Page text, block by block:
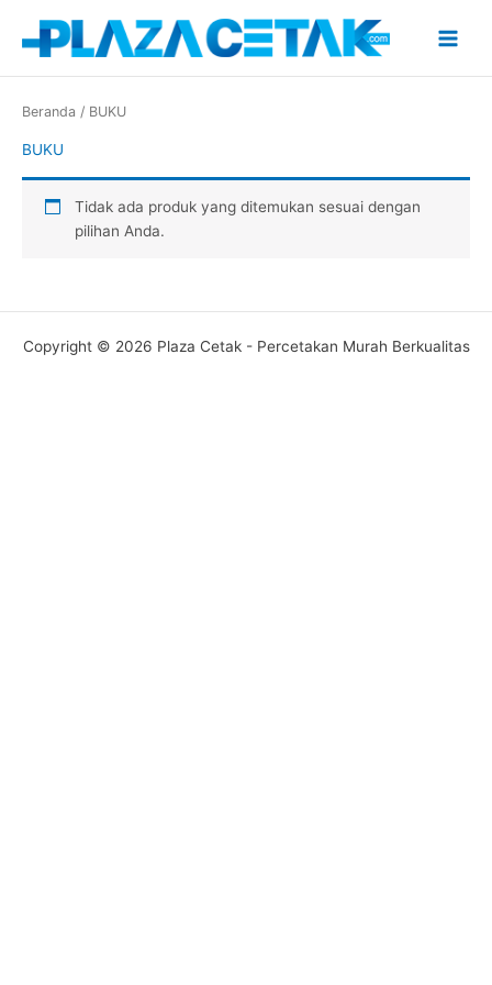
konten
Beranda / BUKU
BUKU
Tidak ada produk yang ditemukan sesuai dengan
pilihan Anda.
Copyright © 2026 Plaza Cetak - Percetakan Murah Berkualitas